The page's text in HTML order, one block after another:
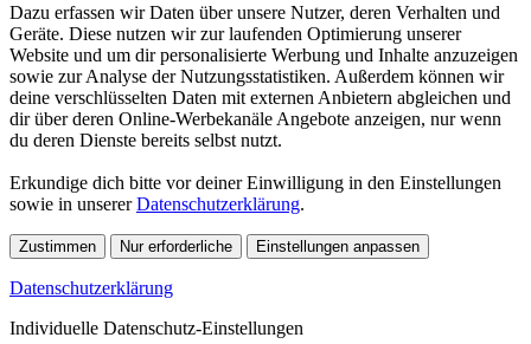
Dazu erfassen wir Daten über unsere Nutzer, deren Verhalten und
Geräte. Diese nutzen wir zur laufenden Optimierung unserer
Website und um dir personalisierte Werbung und Inhalte anzuzeigen
sowie zur Analyse der Nutzungsstatistiken. Außerdem können wir
deine verschlüsselten Daten mit externen Anbietern abgleichen und
dir über deren Online-Werbekanäle Angebote anzeigen, nur wenn
du deren Dienste bereits selbst nutzt.
Erkundige dich bitte vor deiner Einwilligung in den Einstellungen
sowie in unsererDatenschutzerklärung.
Zustimmen Nur erforderliche Einstellungen anpassen
Datenschutzerklärung
Individuelle Datenschutz-Einstellungen